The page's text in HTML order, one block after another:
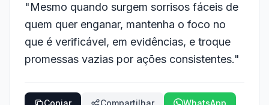
"Mesmo quando surgem sorrisos fáceis de
quem quer enganar, mantenha o foco no
que é verificável, em evidências, e troque
promessas vazias por ações consistentes."
Copiar Compartilhar WhatsApp